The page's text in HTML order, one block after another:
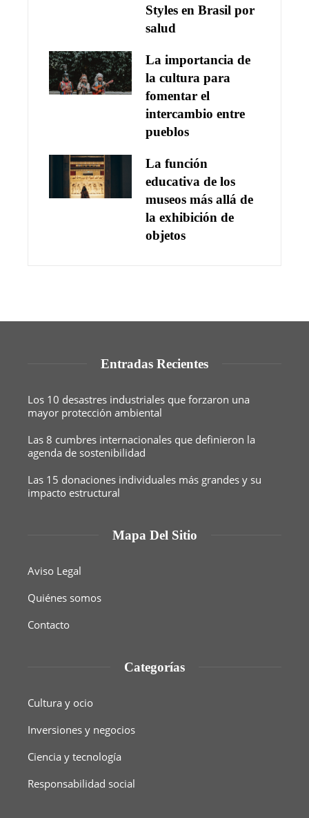
Styles en Brasil por
salud
La importancia de
la cultura para
fomentar el
intercambio entre
pueblos
La función
educativa de los
museos más allá de
la exhibición de
objetos
Entradas Recientes
Los 10 desastres industriales que forzaron una
mayor protección ambiental
Las 8 cumbres internacionales que definieron la
agenda de sostenibilidad
Las 15 donaciones individuales más grandes y su
impacto estructural
Mapa Del Sitio
Aviso Legal
Quiénes somos
Contacto
Categorías
Cultura y ocio
Inversiones y negocios
Ciencia y tecnología
Responsabilidad social